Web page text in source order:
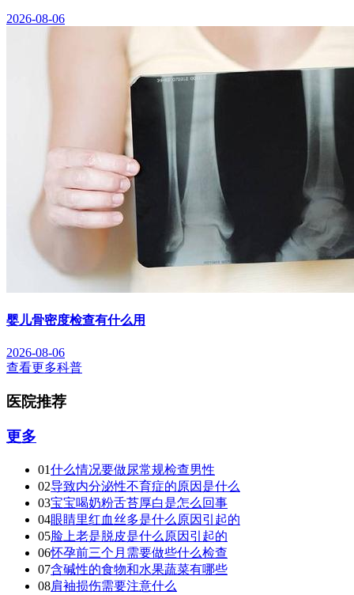
2026-08-06
婴儿骨密度检查有什么用
2026-08-06
查看更多科普
医院推荐
更多
01什么情况要做尿常规检查男性
02导致内分泌性不育症的原因是什么
03宝宝喝奶粉舌苔厚白是怎么回事
04眼睛里红血丝多是什么原因引起的
05脸上老是脱皮是什么原因引起的
06怀孕前三个月需要做些什么检查
07含碱性的食物和水果蔬菜有哪些
08肩袖损伤需要注意什么